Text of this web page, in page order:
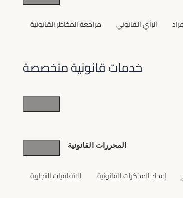
الرأي القانوني مراجعة المخاطر القانونية
خدمات قانونية متخصصة
خدمات
المحررات القانونية
إعداد المذكرات القانونية الاتفاقيات التجارية